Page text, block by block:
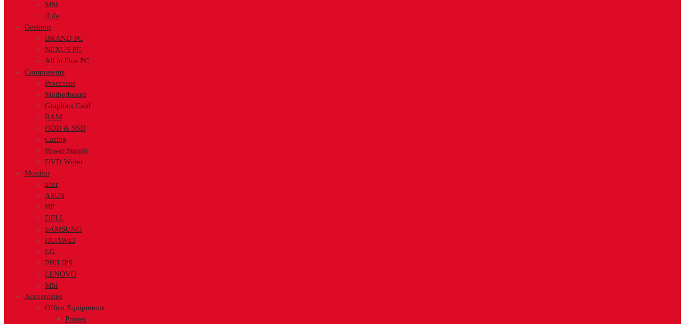
MSI
iLife
Desktop
BRAND PC
NEXUS PC
All in One PC
Components
Processor
Motherboard
Graphics Card
RAM
HDD & SSD
Casing
Power Supply
DVD Writer
Monitor
acer
ASUS
HP
DELL
SAMSUNG
HUAWEI
LG
PHILIPS
LENOVO
MSI
Accessories
Office Equipments
Printer